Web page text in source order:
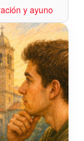
y ayuno